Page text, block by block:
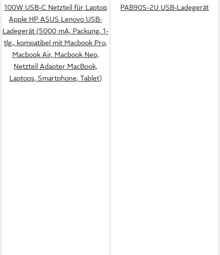
100W USB-C Netzteil für Laptop
Apple HP ASUS Lenovo USB-
Ladegerät (5000 mA, Packung, 1-
tlg., kompatibel mit Macbook Pro,
Macbook Air, Macbook Neo,
Netzteil Adapter MacBook,
Laptops, Smartphone, Tablet)
PAB90S-2U USB-Ladegerät